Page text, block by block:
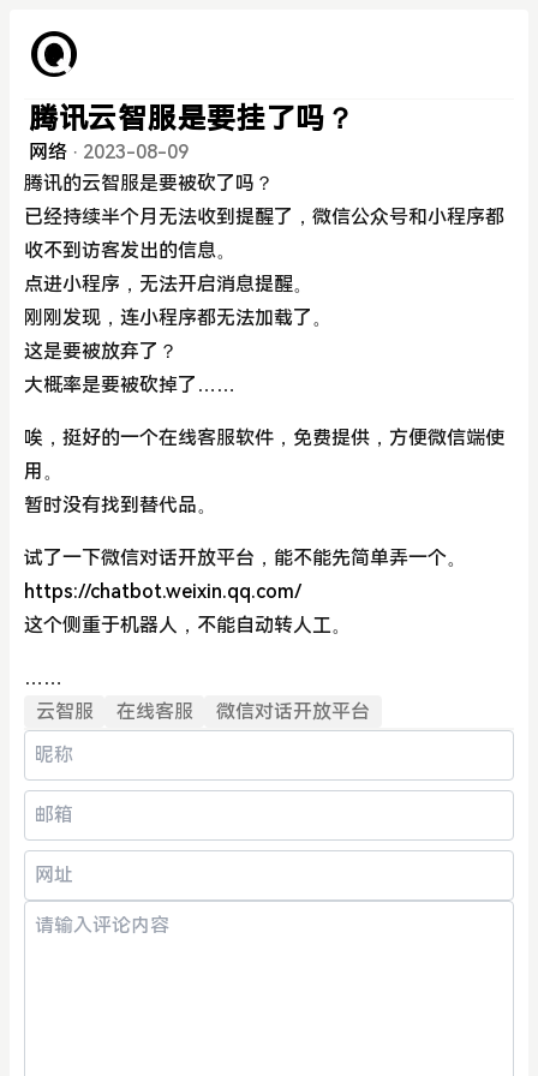
腾讯云智服是要挂了吗？
网络 · 2023-08-09
腾讯的云智服是要被砍了吗？
已经持续半个月无法收到提醒了，微信公众号和小程序都
收不到访客发出的信息。
点进小程序，无法开启消息提醒。
刚刚发现，连小程序都无法加载了。
这是要被放弃了？
大概率是要被砍掉了……
唉，挺好的一个在线客服软件，免费提供，方便微信端使
用。
暂时没有找到替代品。
试了一下微信对话开放平台，能不能先简单弄一个。
https://chatbot.weixin.qq.com/
这个侧重于机器人，不能自动转人工。
……
云智服
在线客服 微信对话开放平台